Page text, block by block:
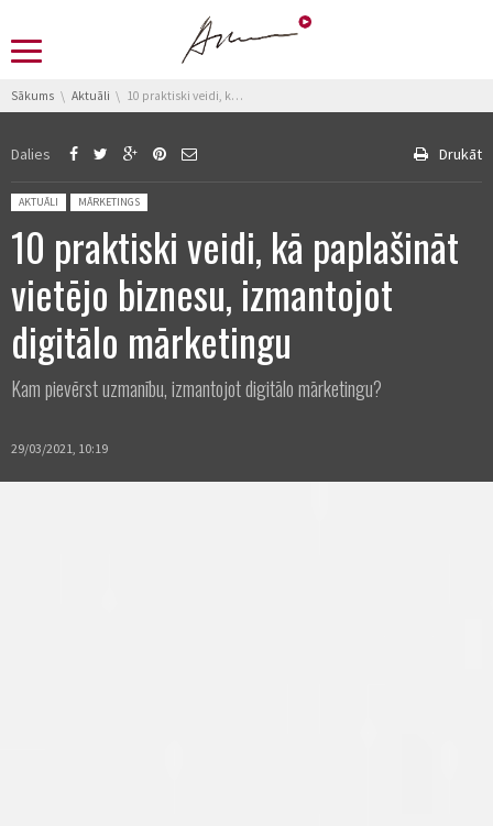
You are here:
Sākums Aktuāli 10 praktiski veidi, kā paplašināt vietējo biznesu, izmantojot digitālo mārketingu
Dalies Drukāt
Posted in:
AKTUĀLI MĀRKETINGS
10 praktiski veidi, kā paplašināt
vietējo biznesu, izmantojot
digitālo mārketingu
Kam pievērst uzmanību, izmantojot digitālo mārketingu?
29/03/2021, 10:19